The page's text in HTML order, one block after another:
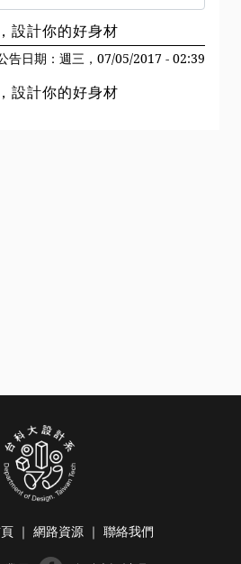
設計你的好身材
告日期：週三，07/05/2017 - 02:39
設計你的好身材
｜ 網路資源 ｜ 聯絡我們